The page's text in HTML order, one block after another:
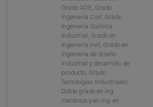
Grado ADE, Grado
Ingeniería Civil, Grado
Ingeniería Química
Industrial, Grado en
ingeniería civil, Grado en
ingeniería de diseño
industrial y desarrollo de
producto, Grado
Tecnologías Industriales,
Doble grado en ing.
mecánica y en ing. en